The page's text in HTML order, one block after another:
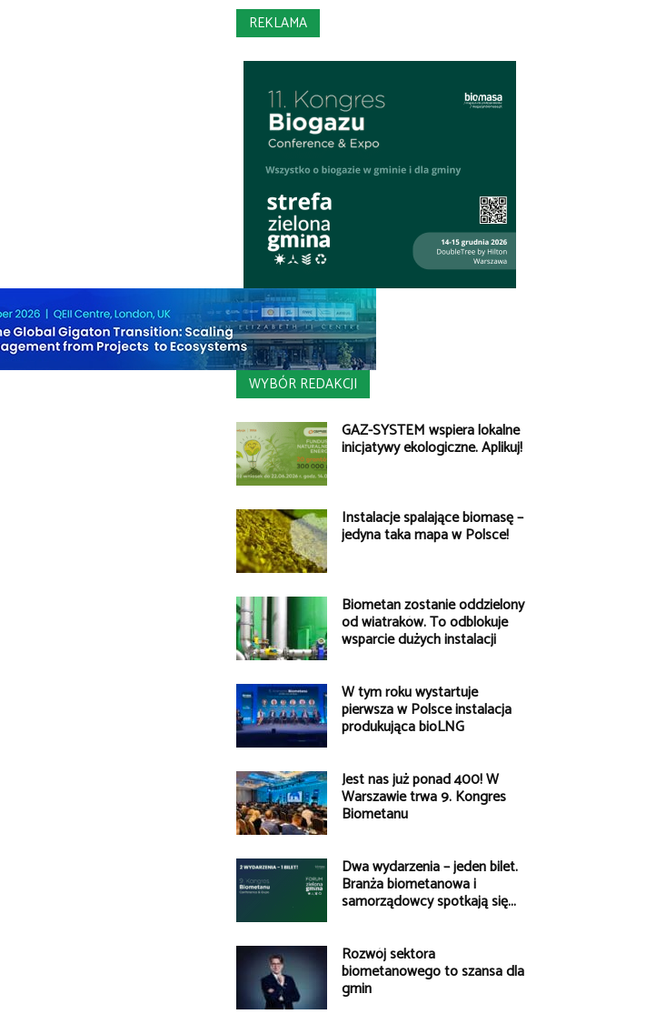
REKLAMA
WYBÓR REDAKCJI
GAZ-SYSTEM wspiera lokalne
inicjatywy ekologiczne. Aplikuj!
Instalacje spalające biomasę –
jedyna taka mapa w Polsce!
Biometan zostanie oddzielony
od wiatraków. To odblokuje
wsparcie dużych instalacji
W tym roku wystartuje
pierwsza w Polsce instalacja
produkująca bioLNG
Jest nas już ponad 400! W
Warszawie trwa 9. Kongres
Biometanu
Dwa wydarzenia – jeden bilet.
Branża biometanowa i
samorządowcy spotkają się...
Rozwój sektora
biometanowego to szansa dla
gmin